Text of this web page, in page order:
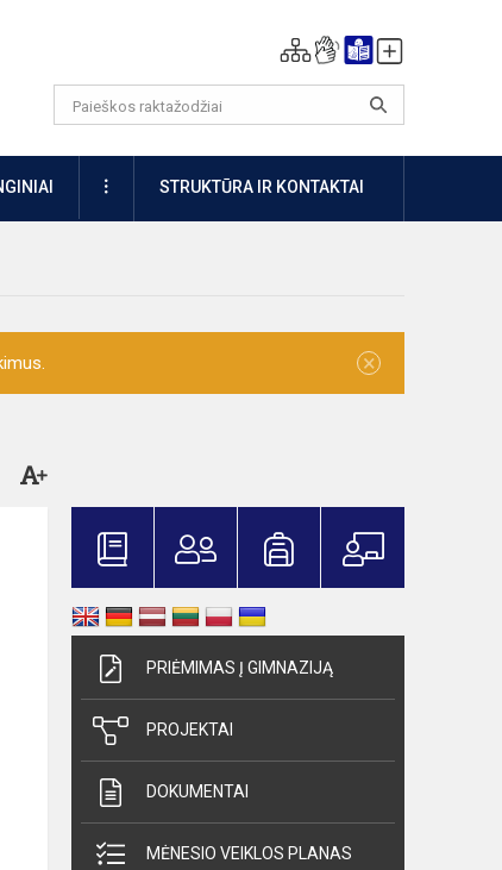
DAUGIAUSTRUKTŪRA IR KONTAKTAI
×
PRIĖMIMAS Į GIMNAZIJĄ
PROJEKTAI
DOKUMENTAI
MĖNESIO VEIKLOS PLANAS